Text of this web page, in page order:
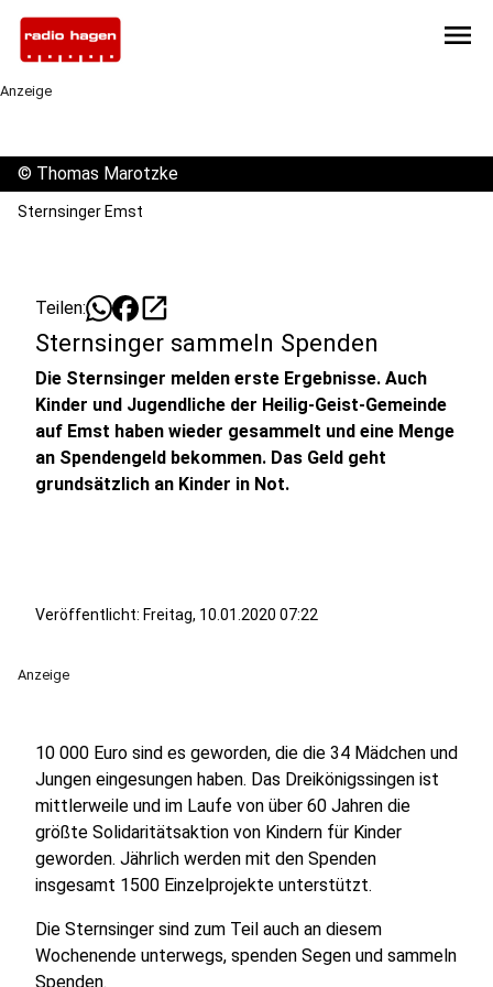
menu
Anzeige
© Thomas Marotzke
Sternsinger Emst
Teilen: open_in_new
Sternsinger sammeln Spenden
Die Sternsinger melden erste Ergebnisse. Auch
Kinder und Jugendliche der Heilig-Geist-Gemeinde
auf Emst haben wieder gesammelt und eine Menge
an Spendengeld bekommen. Das Geld geht
grundsätzlich an Kinder in Not.
Veröffentlicht: Freitag, 10.01.2020 07:22
Anzeige
10 000 Euro sind es geworden, die die 34 Mädchen und
Jungen eingesungen haben. Das Dreikönigssingen ist
mittlerweile und im Laufe von über 60 Jahren die
größte Solidaritätsaktion von Kindern für Kinder
geworden. Jährlich werden mit den Spenden
insgesamt 1500 Einzelprojekte unterstützt.
Die Sternsinger sind zum Teil auch an diesem
Wochenende unterwegs, spenden Segen und sammeln
Spenden.